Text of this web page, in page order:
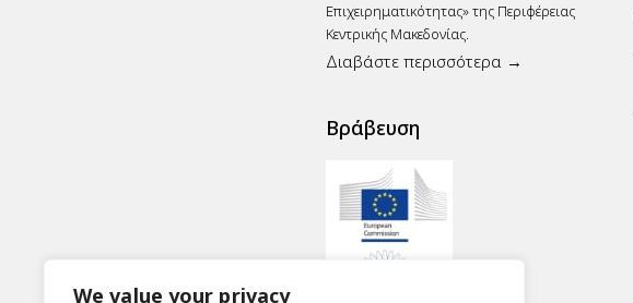
We value your privacy
Επιχειρηματικότητας» της Περιφέρειας
Κεντρικής Μακεδονίας.
Διαβάστε περισσότερα →
Βράβευση